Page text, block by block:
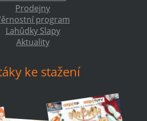
Prodejny
program
Lahůdky Slapy
Aktuality
ke stažení